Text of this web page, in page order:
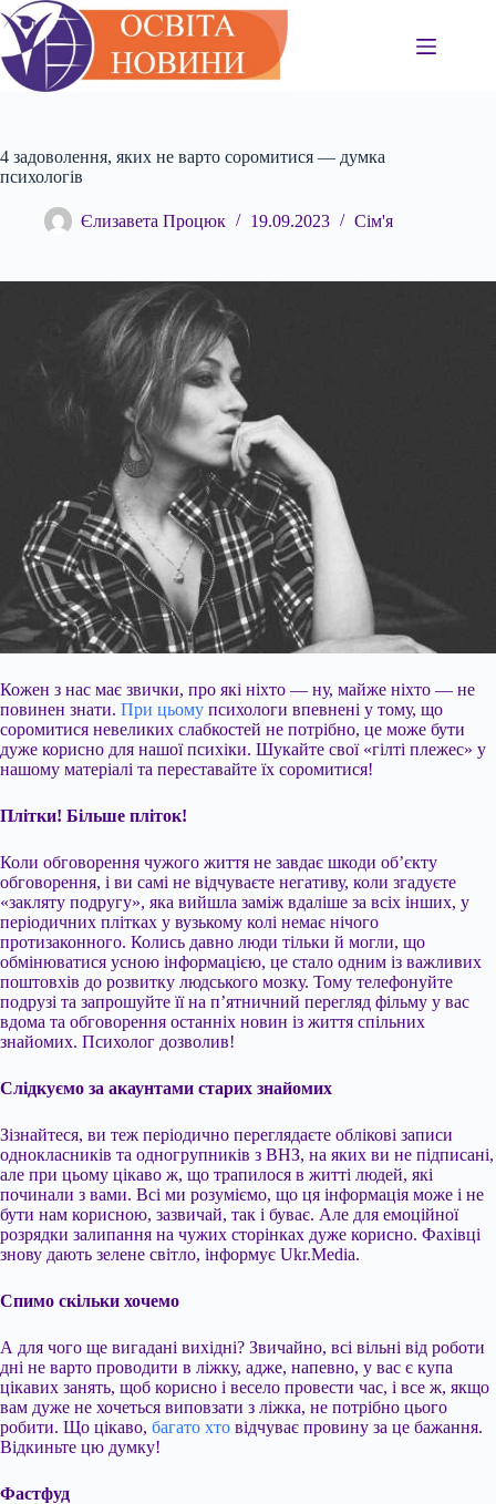
Перейти
до
вмісту
4 задоволення, яких не варто соромитися — думка
психологів
Єлизавета Процюк 19.09.2023 Сім'я
Кожен з нас має звички, про які ніхто — ну, майже ніхто — не
повинен знати. При цьому психологи впевнені у тому, що
соромитися невеликих слабкостей не потрібно, це може бути
дуже корисно для нашої психіки. Шукайте свої «гілті плежес» у
нашому матеріалі та переставайте їх соромитися!
Плітки! Більше пліток!
Коли обговорення чужого життя не завдає шкоди об’єкту
обговорення, і ви самі не відчуваєте негативу, коли згадуєте
«закляту подругу», яка вийшла заміж вдаліше за всіх інших, у
періодичних плітках у вузькому колі немає нічого
протизаконного. Колись давно люди тільки й могли, що
обмінюватися усною інформацією, це стало одним із важливих
поштовхів до розвитку людського мозку. Тому телефонуйте
подрузі та запрошуйте її на п’ятничний перегляд фільму у вас
вдома та обговорення останніх новин із життя спільних
знайомих. Психолог дозволив!
Слідкуємо за акаунтами старих знайомих
Зізнайтеся, ви теж періодично переглядаєте облікові записи
однокласників та одногрупників з ВНЗ, на яких ви не підписані,
але при цьому цікаво ж, що трапилося в житті людей, які
починали з вами. Всі ми розуміємо, що ця інформація може і не
бути нам корисною, зазвичай, так і буває. Але для емоційної
розрядки залипання на чужих сторінках дуже корисно. Фахівці
знову дають зелене світло, інформує Ukr.Media.
Спимо скільки хочемо
А для чого ще вигадані вихідні? Звичайно, всі вільні від роботи
дні не варто проводити в ліжку, адже, напевно, у вас є купа
цікавих занять, щоб корисно і весело провести час, і все ж, якщо
вам дуже не хочеться виповзати з ліжка, не потрібно цього
робити. Що цікаво, багато хто відчуває провину за це бажання.
Відкиньте цю думку!
Фастфуд